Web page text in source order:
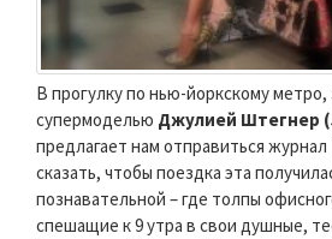
В прогулку по нью-йоркскому
супермоделью Джулией Штегнер
предлагает нам отправиться
сказать, чтобы поездка эта
познавательной – где толпы
спешащие к 9 утра в свои душные,